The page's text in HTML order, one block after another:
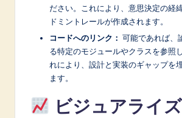
ださい。これにより、意思決定の経
ドミントレールが作成されます。
コードへのリンク： 可能であれば、
る特定のモジュールやクラスを参照
れにより、設計と実装のギャップを
ます。
ビジュアライ